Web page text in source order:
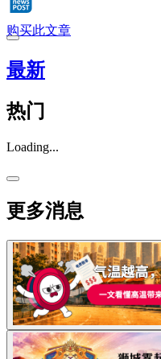
购买此文章
最新
热门
Loading...
更多消息